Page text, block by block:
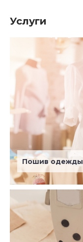
Услуги
Пошив одежды